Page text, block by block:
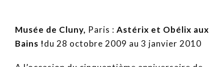
Musée de Cluny, Paris : Astérix et Obélix aux
Bains !du 28 octobre 2009 au 3 janvier 2010